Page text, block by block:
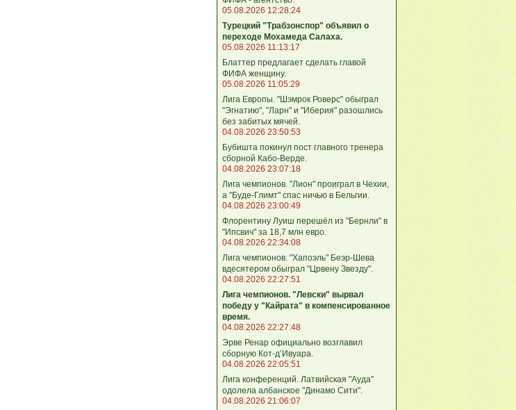
05.08.2026 12:28:24
Турецкий "Трабзонспор" объявил о
переходе Мохамеда Салаха.
05.08.2026 11:13:17
Блаттер предлагает сделать главой
ФИФА женщину.
05.08.2026 11:05:29
Лига Европы. "Шэмрок Роверс" обыграл
"Эгнатию", "Ларн" и "Иберия" разошлись
без забитых мячей.
04.08.2026 23:50:53
Бубишта покинул пост главного тренера
сборной Кабо-Верде.
04.08.2026 23:07:18
Лига чемпионов. "Лион" проиграл в Чехии,
а "Буде-Глимт" спас ничью в Бельгии.
04.08.2026 23:00:49
Флорентину Луиш перешёл из "Бернли" в
"Ипсвич" за 18,7 млн евро.
04.08.2026 22:34:08
Лига чемпионов. "Хапоэль" Беэр-Шева
вдесятером обыграл "Црвену Звезду".
04.08.2026 22:27:51
Лига чемпионов. "Левски" вырвал
победу у "Кайрата" в компенсированное
время.
04.08.2026 22:27:48
Эрве Ренар официально возглавил
сборную Кот-д’Ивуара.
04.08.2026 22:05:51
Лига кoнференций. Латвийская "Ауда"
одолела албанское "Динамо Сити".
04.08.2026 21:06:07